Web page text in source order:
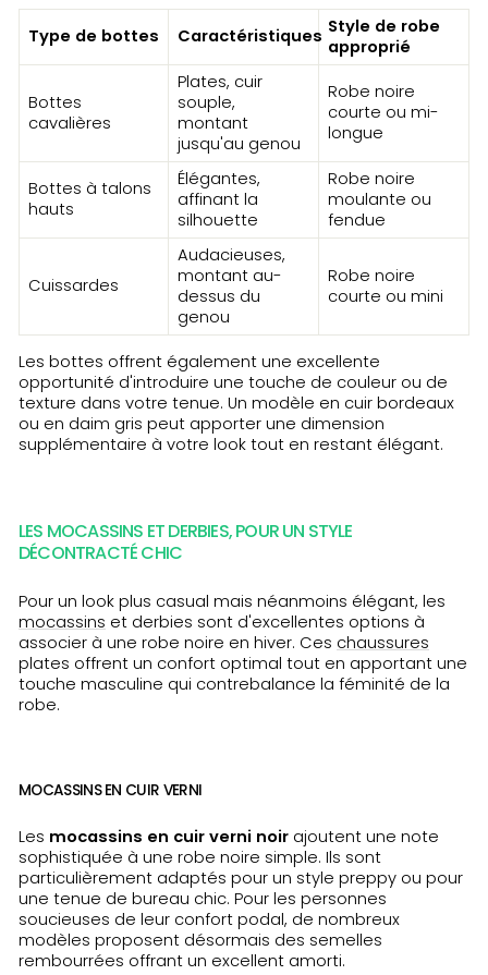
Type de bottes Caractéristiques Style de robe
approprié
Bottes
cavalières
Plates, cuir
souple,
montant
jusqu'au genou
Robe noire
courte ou mi-
longue
Bottes à talons
hauts
Élégantes,
affinant la
silhouette
Robe noire
moulante ou
fendue
Cuissardes
Audacieuses,
montant au-
dessus du
genou
Robe noire
courte ou mini
Les bottes offrent également une excellente
opportunité d'introduire une touche de couleur ou de
texture dans votre tenue. Un modèle en cuir bordeaux
ou en daim gris peut apporter une dimension
supplémentaire à votre look tout en restant élégant.
LES MOCASSINS ET DERBIES, POUR UN STYLE
DÉCONTRACTÉ CHIC
Pour un look plus casual mais néanmoins élégant, les
mocassins et derbies sont d'excellentes options à
associer à une robe noire en hiver. Ces chaussures
plates offrent un confort optimal tout en apportant une
touche masculine qui contrebalance la féminité de la
robe.
MOCASSINS EN CUIR VERNI
Les mocassins en cuir verni noir ajoutent une note
sophistiquée à une robe noire simple. Ils sont
particulièrement adaptés pour un style preppy ou pour
une tenue de bureau chic. Pour les personnes
soucieuses de leur confort podal, de nombreux
modèles proposent désormais des semelles
rembourrées offrant un excellent amorti.